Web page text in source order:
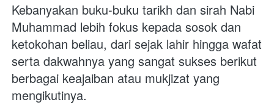
Kebanyakan buku-buku tarikh dan sirah Nabi
Muhammad lebih fokus kepada sosok dan
ketokohan beliau, dari sejak lahir hingga wafat
serta dakwahnya yang sangat sukses berikut
berbagai keajaiban atau mukjizat yang
mengikutinya.